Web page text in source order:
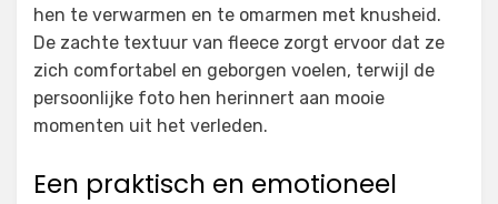
hen te verwarmen en te omarmen met knusheid.
De zachte textuur van fleece zorgt ervoor dat ze
zich comfortabel en geborgen voelen, terwijl de
persoonlijke foto hen herinnert aan mooie
momenten uit het verleden.
Een praktisch en emotioneel